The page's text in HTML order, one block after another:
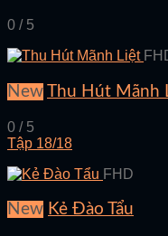
0 / 5
New Thu Hút Mãnh
0 / 5
Tập 18/18
FHD
New Kẻ Đào Tẩu